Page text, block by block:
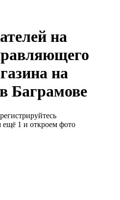
на
на
Баграмове
ещё 1 и откроем фото